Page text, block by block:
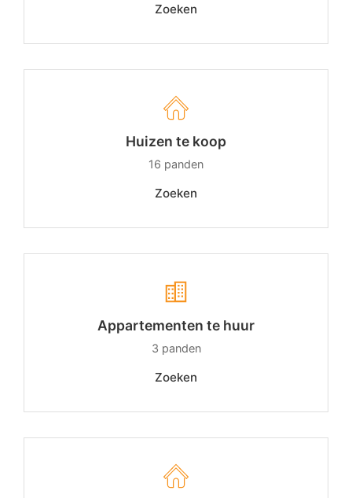
Zoeken
Huizen te koop
16 panden
Zoeken
Appartementen te huur
3 panden
Zoeken